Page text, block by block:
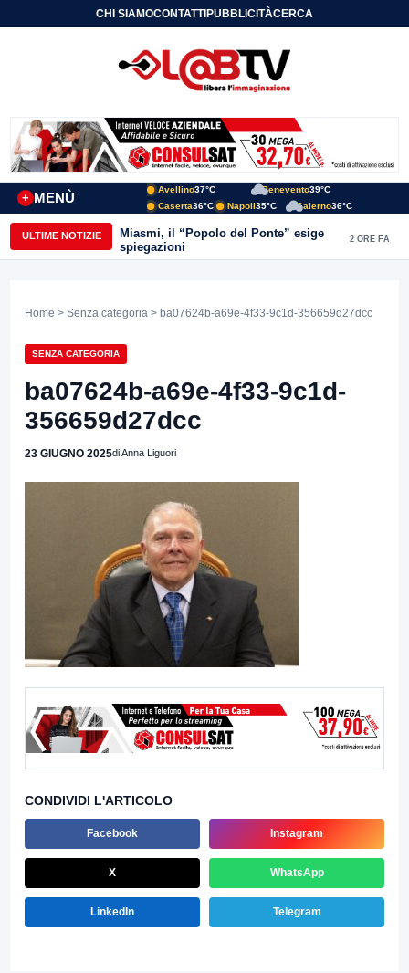
CHI SIAMOCONTATTIPUBBLICITÀCERCA
MENÙ
+
Avellino37°C Benevento39°C
Caserta36°C Napoli35°C Salerno36°C
ULTIME NOTIZIE
Miasmi, il “Popolo del Ponte” esige
spiegazioni
2 ORE FA
Home > Senza categoria > ba07624b-a69e-4f33-9c1d-356659d27dcc
SENZA CATEGORIA
ba07624b-a69e-4f33-9c1d-
356659d27dcc
23 GIUGNO 2025di Anna Liguori
CONDIVIDI L'ARTICOLO
Facebook Instagram
X WhatsApp
LinkedIn Telegram